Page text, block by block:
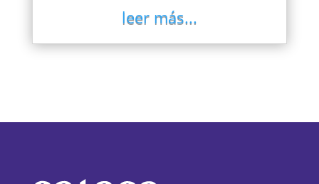
leer más...